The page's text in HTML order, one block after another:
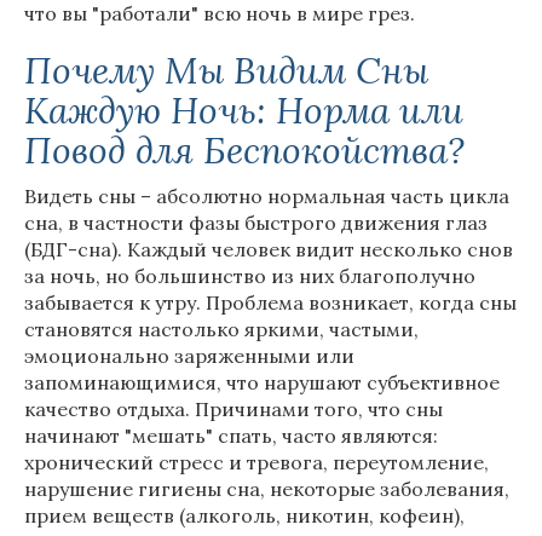
что вы "работали" всю ночь в мире грез.
Почему Мы Видим Сны
Каждую Ночь: Норма или
Повод для Беспокойства?
Видеть сны – абсолютно нормальная часть цикла
сна, в частности фазы быстрого движения глаз
(БДГ-сна). Каждый человек видит несколько снов
за ночь, но большинство из них благополучно
забывается к утру. Проблема возникает, когда сны
становятся настолько яркими, частыми,
эмоционально заряженными или
запоминающимися, что нарушают субъективное
качество отдыха. Причинами того, что сны
начинают "мешать" спать, часто являются:
хронический стресс и тревога, переутомление,
нарушение гигиены сна, некоторые заболевания,
прием веществ (алкоголь, никотин, кофеин),